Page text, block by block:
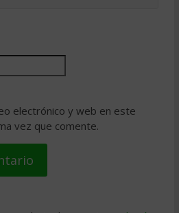
electrónico y web en este
vez que comente.